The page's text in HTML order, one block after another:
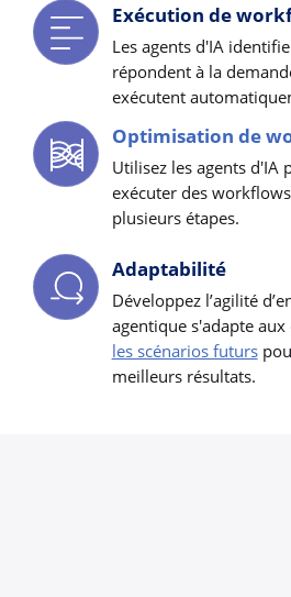
Exécution de
Les agents d'IA
répondent à la
exécutent
Optimisation de
Utilisez les agents d'IA
exécuter des
plusieurs étapes.
Adaptabilité
Développez l’agilité
agentique s'adapte
les scénarios futurs
meilleurs résultats.